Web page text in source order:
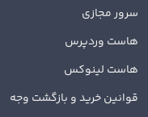
سرور مجازی
هاست وردپرس
هاست لینوکس
قوانین خرید و بازگشت وجه